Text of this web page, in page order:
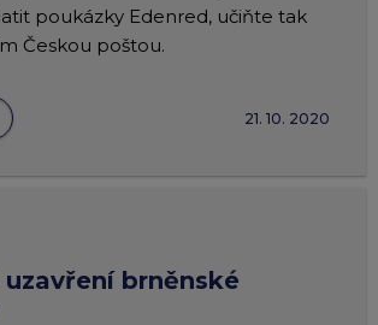
poukázky Edenred, učiňte tak
Českou poštou.
21. 10. 2020
uzavření brněnské